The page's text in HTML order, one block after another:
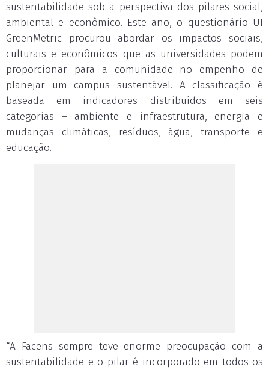
sustentabilidade sob a perspectiva dos pilares social,
ambiental e econômico. Este ano, o questionário UI
GreenMetric procurou abordar os impactos sociais,
culturais e econômicos que as universidades podem
proporcionar para a comunidade no empenho de
planejar um campus sustentável. A classificação é
baseada em indicadores distribuídos em seis
categorias – ambiente e infraestrutura, energia e
mudanças climáticas, resíduos, água, transporte e
educação.
“A Facens sempre teve enorme preocupação com a
sustentabilidade e o pilar é incorporado em todos os